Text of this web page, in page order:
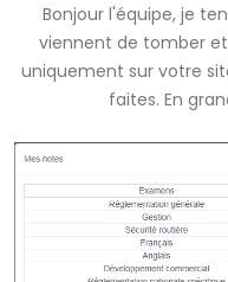
Bonjour l'équipe, je
viennent de tomber
uniquement sur votre
faites. En